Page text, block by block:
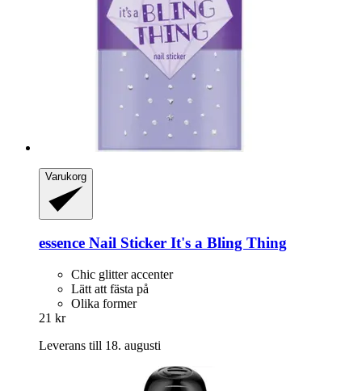
Varukorg
essence Nail Sticker It's a Bling Thing
Chic glitter accenter
Lätt att fästa på
Olika former
21 kr
Leverans till 18. augusti